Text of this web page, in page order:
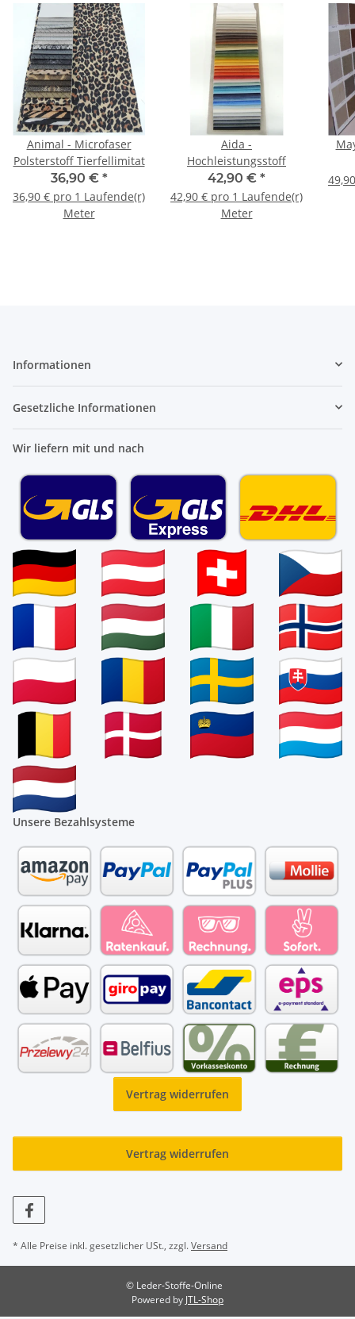
Animal - Microfaser
Polsterstoff Tierfellimitat
36,90 € *
36,90 € pro 1 Laufende(r)
Meter
Aida -
Hochleistungsstoff
42,90 € *
42,90 € pro 1 Laufende(r)
Meter
Informationen
Gesetzliche Informationen
Wir liefern mit und nach
Unsere Bezahlsysteme
Vertrag widerrufen
Vertrag widerrufen
* Alle Preise inkl. gesetzlicher USt., zzgl.Versand
© Leder-Stoffe-Online
Powered by JTL-Shop